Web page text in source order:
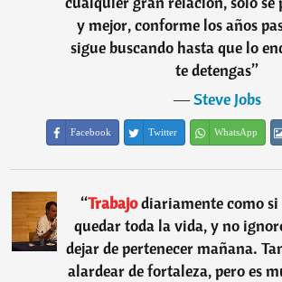
y mejor, conforme los años
sigue buscando hasta que lo
te detengas”
―Steve Jobs
Facebook Twitter WhatsApp
“Trabajodiariamente como
quedar toda la vida, y no
dejar de pertenecer mañana.
alardear de fortaleza, pero es